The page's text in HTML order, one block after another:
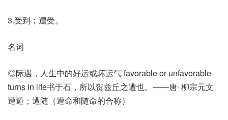
3.受到；遭受。
名词
◎际遇，人生中的好运或坏运气 favorable or unfavorable
turns in life书于石，所以贺兹丘之遭也。——唐· 柳宗元文
遭遁；遭随（遭命和随命的合称）